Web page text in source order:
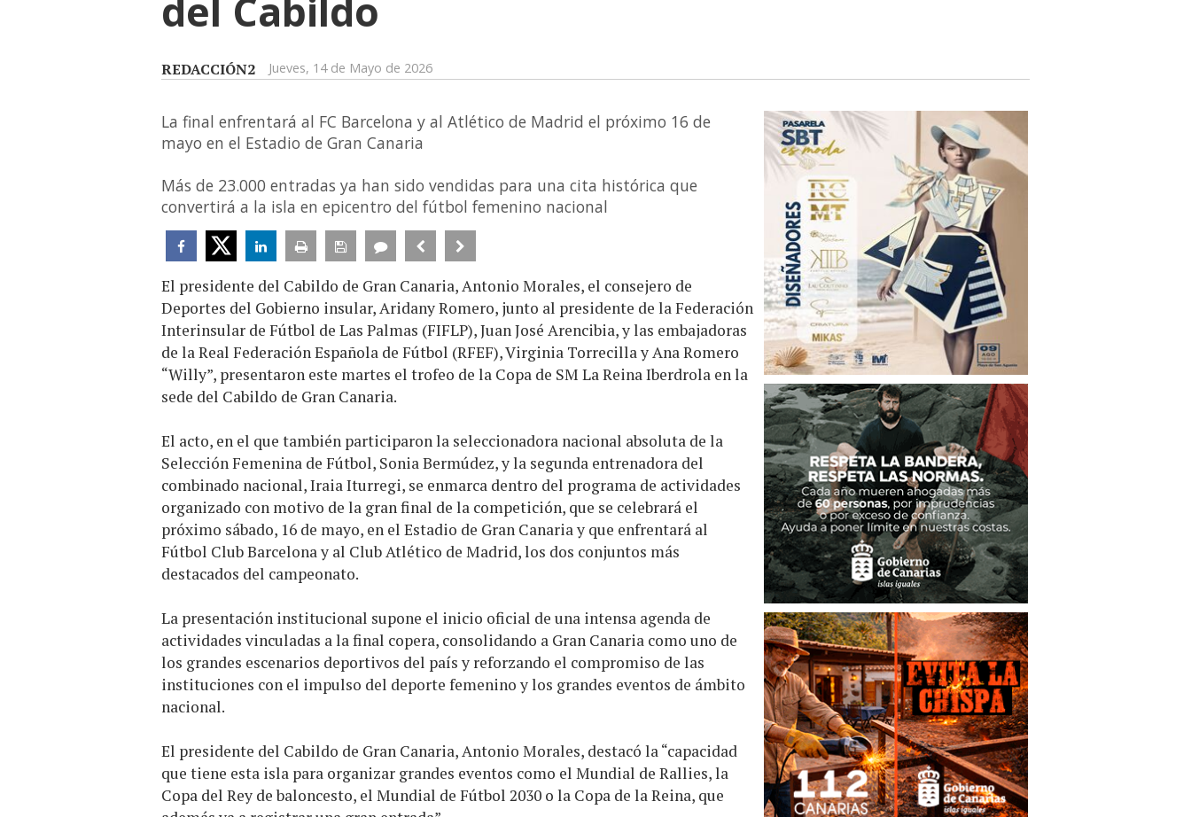
REDACCIÓN2 Jueves, 14 de Mayo de 2026
La final enfrentará al FC Barcelona y al Atlético de Madrid el próximo 16 de
mayo en el Estadio de Gran Canaria
Más de 23.000 entradas ya han sido vendidas para una cita histórica que
convertirá a la isla en epicentro del fútbol femenino nacional
El presidente del Cabildo de Gran Canaria, Antonio Morales, el consejero de
Deportes del Gobierno insular, Aridany Romero, junto al presidente de la Federación
Interinsular de Fútbol de Las Palmas (FIFLP), Juan José Arencibia, y las embajadoras
de la Real Federación Española de Fútbol (RFEF), Virginia Torrecilla y Ana Romero
“Willy”, presentaron este martes el trofeo de la Copa de SM La Reina Iberdrola en la
sede del Cabildo de Gran Canaria.
El acto, en el que también participaron la seleccionadora nacional absoluta de la
Selección Femenina de Fútbol, Sonia Bermúdez, y la segunda entrenadora del
combinado nacional, Iraia Iturregi, se enmarca dentro del programa de actividades
organizado con motivo de la gran final de la competición, que se celebrará el
próximo sábado, 16 de mayo, en el Estadio de Gran Canaria y que enfrentará al
Fútbol Club Barcelona y al Club Atlético de Madrid, los dos conjuntos más
destacados del campeonato.
La presentación institucional supone el inicio oficial de una intensa agenda de
actividades vinculadas a la final copera, consolidando a Gran Canaria como uno de
los grandes escenarios deportivos del país y reforzando el compromiso de las
instituciones con el impulso del deporte femenino y los grandes eventos de ámbito
nacional.
El presidente del Cabildo de Gran Canaria, Antonio Morales, destacó la “capacidad
que tiene esta isla para organizar grandes eventos como el Mundial de Rallies, la
Copa del Rey de baloncesto, el Mundial de Fútbol 2030 o la Copa de la Reina, que